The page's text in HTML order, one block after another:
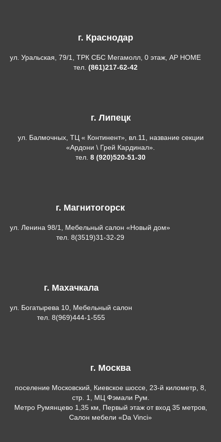
г. Краснодар
ул. Уральская, 79/1, ТРК СБС Мегамолл, 0 этаж, AP HOME
тел. (861)217-62-42
г. Липецк
ул. Балмочных, ТЦ « Континент», вл.11, название секции
«Ардони \ Грей Кардинал».
тел. 8 (920)520-51-30
г. Магнитогорск
ул. Ленина 98/1, Мебельный салон «Новый дом»
тел. 8(3519)31-32-29
г. Махачкала
ул. Богатырева 10, Мебельный салон
тел. 8(969)444-1-555
г. Москва
поселение Московский, Киевское шоссе, 23-й километр, 8,
стр. 1, МЦ Фэмали Рум.
Метро Румянцево 1,35 км, Первый этаж от вход 35 метров,
Салон мебели «Da Vinci»